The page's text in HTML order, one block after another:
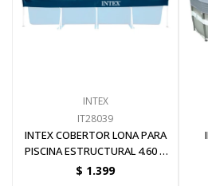
INTEX
IT28039
INTEX COBERTOR LONA PARA
PISCINA ESTRUCTURAL 4.60 X
2.26 METROS
$ 1.399